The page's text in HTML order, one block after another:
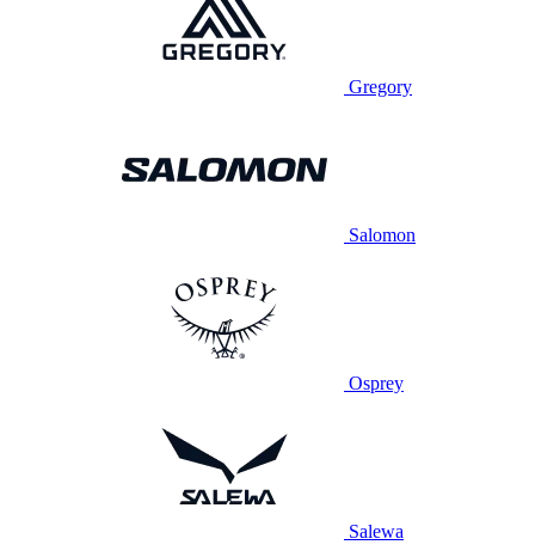
Gregory
Salomon
Osprey
Salewa